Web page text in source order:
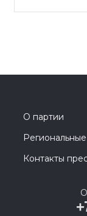
О партии
Контакты